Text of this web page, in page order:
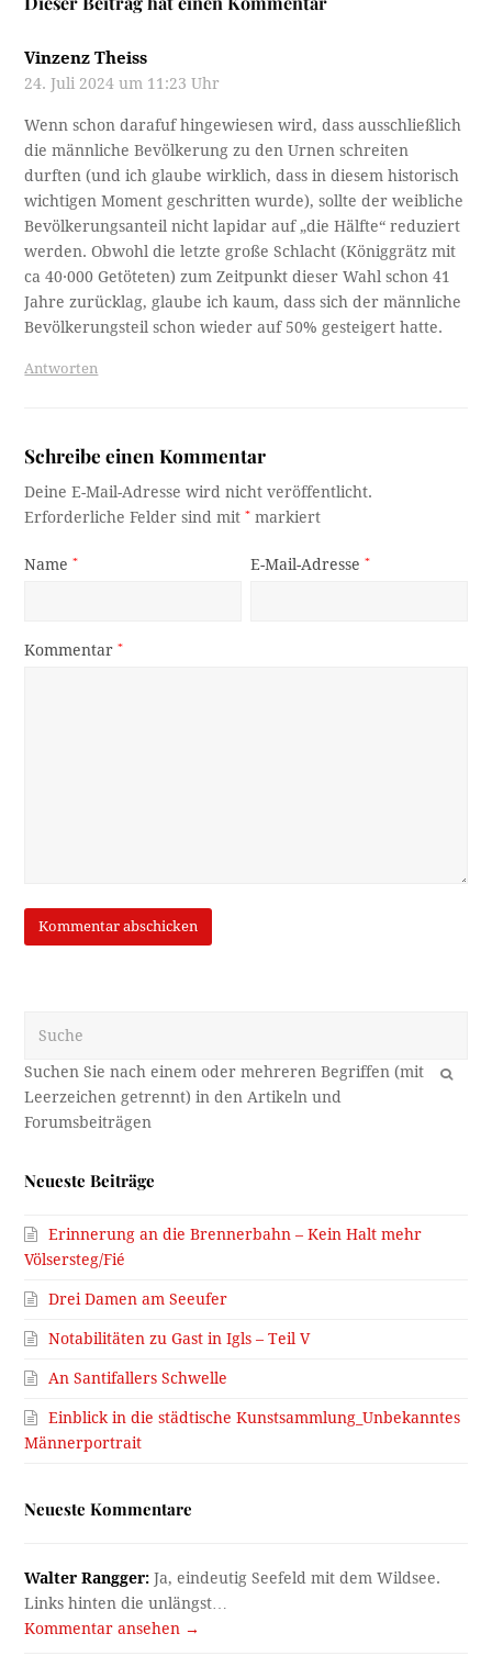
Vinzenz Theiss
24. Juli 2024 um 11:23 Uhr
Wenn schon darafuf hingewiesen wird, dass ausschließlich
die männliche Bevölkerung zu den Urnen schreiten
durften (und ich glaube wirklich, dass in diesem historisch
wichtigen Moment geschritten wurde), sollte der weibliche
Bevölkerungsanteil nicht lapidar auf „die Hälfte“ reduziert
werden. Obwohl die letzte große Schlacht (Königgrätz mit
ca 40·000 Getöteten) zum Zeitpunkt dieser Wahl schon 41
Jahre zurücklag, glaube ich kaum, dass sich der männliche
Bevölkerungsteil schon wieder auf 50% gesteigert hatte.
Antworten
Schreibe einen Kommentar
Deine E-Mail-Adresse wird nicht veröffentlicht.
Erforderliche Felder sind mit* markiert
Name* E-Mail-Adresse*
Kommentar*
OK
Neueste Beiträge
Erinnerung an die Brennerbahn – Kein Halt mehr
Völsersteg/Fié
Drei Damen am Seeufer
Notabilitäten zu Gast in Igls – Teil V
An Santifallers Schwelle
Einblick in die städtische Kunstsammlung_Unbekanntes
Männerportrait
Neueste Kommentare
Walter Rangger: Ja, eindeutig Seefeld mit dem Wildsee.
Links hinten die unlängst…
Kommentar ansehen →